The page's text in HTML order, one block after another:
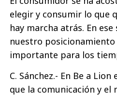
elegir y consumir lo que
hay marcha atrás. En
nuestro posicionamiento
importante para los
C. Sánchez.- En Be a
que la comunicación y el